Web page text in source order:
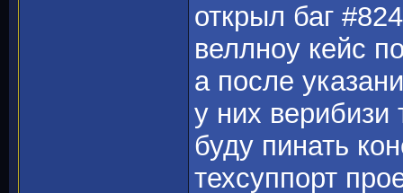
открыл баг
веллноу кейс
а после
у них верибизи
буду пинать
техсуппорт